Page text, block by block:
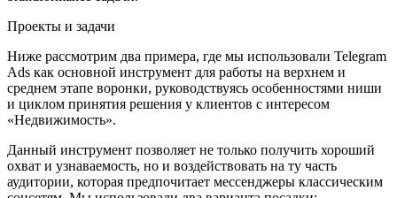
Проекты и задачи
Ниже рассмотрим два примера, где мы использовали Telegram
Ads как основной инструмент для работы на верхнем и
среднем этапе воронки, руководствуясь особенностями ниши
и циклом принятия решения у клиентов с интересом
«Недвижимость».
Данный инструмент позволяет не только получить хороший
охват и узнаваемость, но и воздействовать на ту часть
аудитории, которая предпочитает мессенджеры классическим